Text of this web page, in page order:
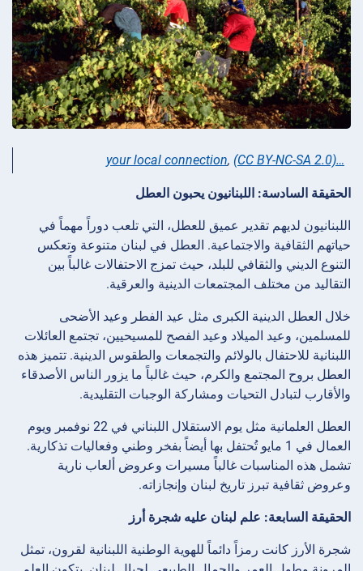
…your local connection
, (CC BY-NC-SA 2.0)
الحقيقة السادسة: اللبنانيون يحبون العطل
اللبنانيون لديهم تقدير عميق للعطل، التي تلعب دوراً مهماً في
حياتهم الثقافية والاجتماعية. العطل في لبنان متنوعة وتعكس
التنوع الديني والثقافي للبلد، حيث تمزج الاحتفالات غالباً بين
التقاليد من مختلف المجتمعات الدينية والعرقية.
خلال العطل الدينية الكبرى مثل عيد الفطر وعيد الأضحى
للمسلمين، وعيد الميلاد وعيد الفصح للمسيحيين، تجتمع العائلات
اللبنانية للاحتفال بالولائم والتجمعات والطقوس الدينية. تتميز هذه
العطل بروح المجتمع والكرم، حيث غالباً ما يزور الناس الأصدقاء
والأقارب لتبادل التحيات ومشاركة الوجبات التقليدية.
العطل العلمانية مثل يوم الاستقلال اللبناني في 22 نوفمبر ويوم
العمال في 1 مايو تُحتفل بها أيضاً بفخر وطني وفعاليات تذكارية.
تشمل هذه المناسبات غالباً مسيرات وعروض ألعاب نارية
وعروض ثقافية تبرز تاريخ لبنان وإنجازاته.
الحقيقة السابعة: علم لبنان عليه شجرة أرز
شجرة الأرز كانت رمزاً دائماً للهوية الوطنية اللبنانية لقرون، تمثل